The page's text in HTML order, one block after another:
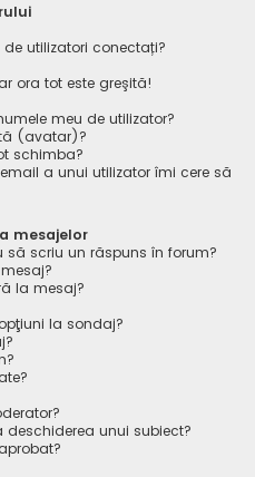
utilizatori conectați?
ora tot este greşită!
meu de utilizator?
(avatar)?
schimba?
a unui utilizator îmi cere să
mesajelor
scriu un răspuns în forum?
la mesaj?
la sondaj?
deschiderea unui subiect?